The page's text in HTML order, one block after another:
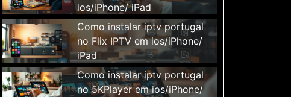
ios/iPhone/ iPad
Como instalar iptv portugal
no Flix IPTV em ios/iPhone/
iPad
Como instalar iptv portugal
no 5KPlayer em ios/iPhone/